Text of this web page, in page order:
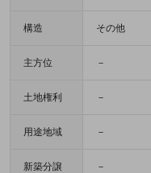
構造 その他
主方位 －
土地権利 －
用途地域 －
新築分譲
－